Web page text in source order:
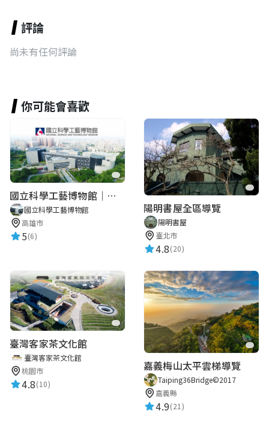
評論
尚未有任何評論
你可能會喜歡
國立科學工藝博物館｜華語智慧導覽
國立科學工藝博物館
高雄市
5(6)
陽明書屋全區導覽
陽明書屋
臺北市
4.8(20)
臺灣客家茶文化館
臺灣客家茶文化館
桃園市
4.8(10)
嘉義梅山太平雲梯導覽
Taiping36Bridge©2017
嘉義縣
4.9(21)